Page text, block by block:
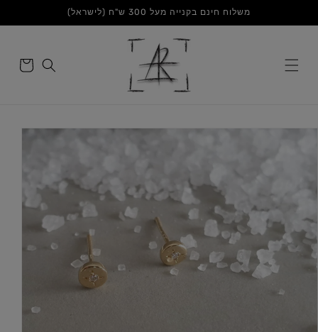
משלוח חינם בקנייה מעל 300 ש"ח (לישראל)
הקניות
דלג